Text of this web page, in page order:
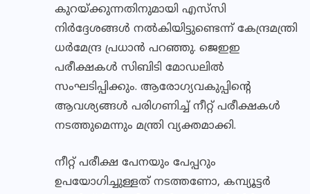
കുറയ്ക്കുന്നതിനുമായി എസ്‌സി
നിർദ്ദേശങ്ങൾ നൽകിയിട്ടുണ്ടെന്ന് കേന്ദ്രമന്ത്രി
ധർമേന്ദ്ര പ്രധാൻ പറഞ്ഞു. ജെഇഇ
പരീക്ഷകൾ സിബിടി മോഡലിൽ
സംഘടിപ്പിക്കും. ആരോഗ്യവകുപ്പിന്റെ
ആവശ്യങ്ങൾ പരിഗണിച്ച് നീറ്റ് പരീക്ഷകൾ
നടത്തുമെന്നും മന്ത്രി വ്യക്തമാക്കി.
നീറ്റ് പരീക്ഷ പേനയും പേപ്പറും
ഉപയോഗിച്ചുള്ളത് നടത്തണോ, കമ്പ്യൂട്ടർ